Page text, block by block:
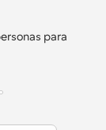
para